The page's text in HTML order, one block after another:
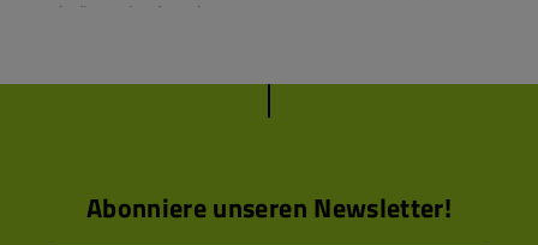
Abonniere unseren Newsletter!